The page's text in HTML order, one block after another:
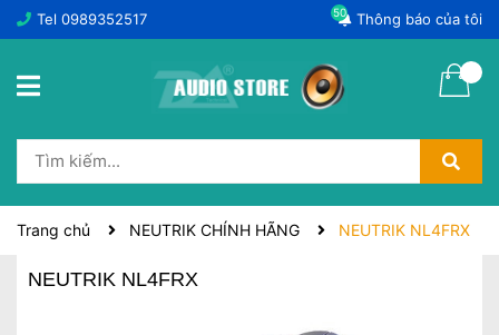
Tel 0989352517 Thông báo của tôi
50
Trang chủ NEUTRIK CHÍNH HÃNG NEUTRIK NL4FRX
NEUTRIK NL4FRX